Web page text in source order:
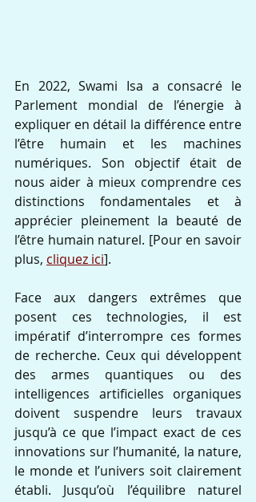
En 2022, Swami Isa a consacré le
Parlement mondial de l’énergie à
expliquer en détail la différence entre
l’être humain et les machines
numériques. Son objectif était de
nous aider à mieux comprendre ces
distinctions fondamentales et à
apprécier pleinement la beauté de
l’être humain naturel. [Pour en savoir
plus, cliquez ici].
Face aux dangers extrêmes que
posent ces technologies, il est
impératif d’interrompre ces formes
de recherche. Ceux qui développent
des armes quantiques ou des
intelligences artificielles organiques
doivent suspendre leurs travaux
jusqu’à ce que l’impact exact de ces
innovations sur l’humanité, la nature,
le monde et l’univers soit clairement
établi. Jusqu’où l’équilibre naturel